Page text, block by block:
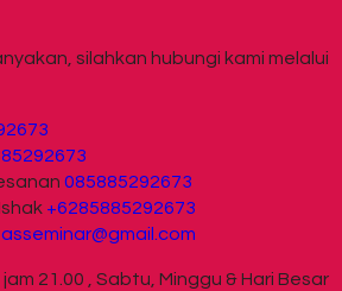
silahkan hubungi kami melalui
085885292673
+6285885292673
21.00 , Sabtu, Minggu & Hari Besar